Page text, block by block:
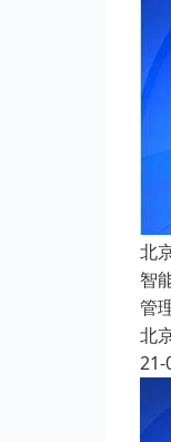
北
智
管
北
21-